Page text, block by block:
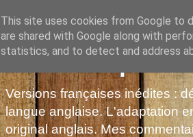
Les
Versions françaises inédites :
langue anglaise. L'adaptation
original anglais. Mes
This site uses cookies from Google to
are shared with Google along with
statistics, and to detect and address